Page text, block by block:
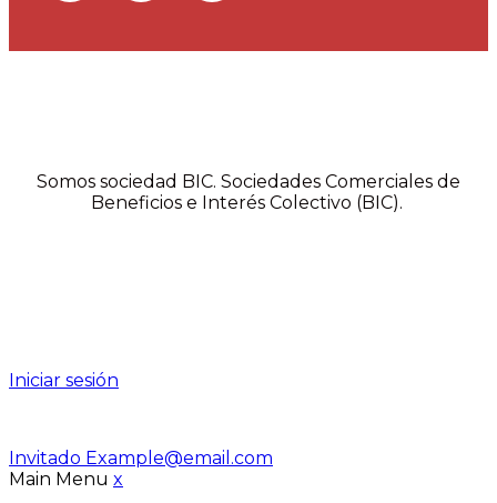
Somos sociedad BIC. Sociedades Comerciales de
Beneficios e Interés Colectivo (BIC).
Iniciar sesión
Invitado Example@email.com
Main Menu x